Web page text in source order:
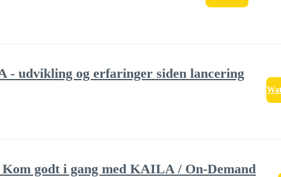
- udvikling og erfaringer siden lancering
godt i gang med KAILA / On-Demand